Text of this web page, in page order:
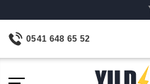
0541 648 65 52